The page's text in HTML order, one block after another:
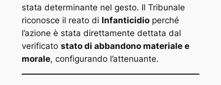
stata determinante nel gesto. Il Tribunale
riconosce il reato di Infanticidioperché
l’azione è stata direttamente dettata dal
verificato stato di abbandono materiale e
morale, configurando l’attenuante.